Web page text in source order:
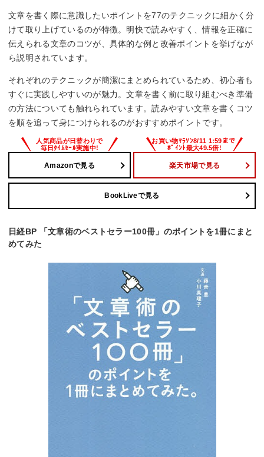
文章を書く際に意識したいポイントを77のテクニックに細かく分
けて取り上げているのが特徴。明快で読みやすく、情報を正確に
伝えられる文章のコツが、具体的な例と改善ポイントを挙げなが
ら説明されています。
それぞれのテクニックが簡潔にまとめられているため、初心者も
すぐに実践しやすいのが魅力。文章を書く前に取り組むべき準備
の方法についても触れられています。読みやすい文章を書くコツ
を順を追って身につけられるのがおすすめポイントです。
Amazonで見る 楽天市場で見る
BookLiveで見る
日経BP 「文章術のベストセラー100冊」のポイントを1冊にまと
めてみた